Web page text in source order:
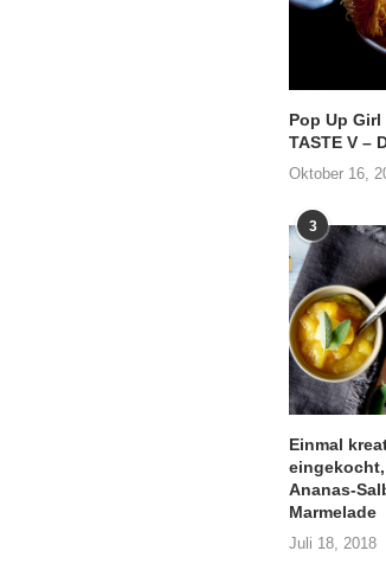
Pop Up
TASTE V –
Oktober 16,
3
Einmal
Ananas-
Marmelade
Juli 18, 2018